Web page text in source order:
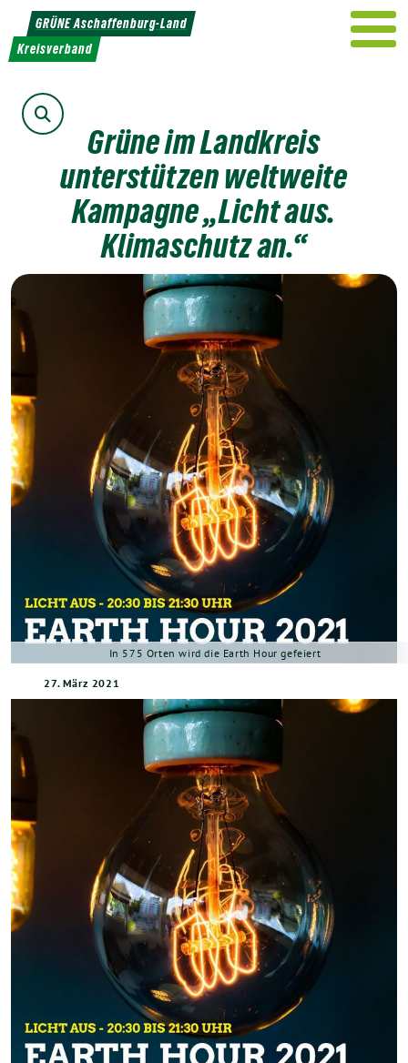
Weiter
zum
Inhalt
GRÜNE Aschaffenburg-Land
Kreisverband
Suche
Grüne im Landkreis
unterstützen weltweite
Kampagne „Licht aus.
Klimaschutz an.“
In 575 Orten wird die Earth Hour gefeiert
27. März 2021